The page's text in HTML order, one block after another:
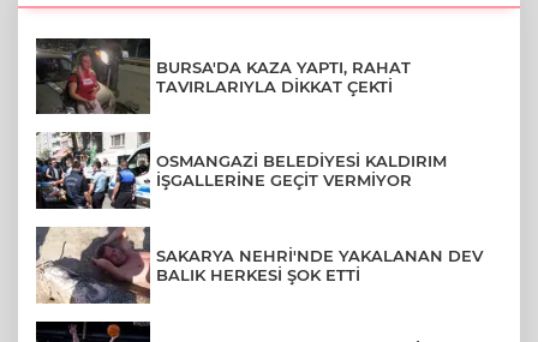
BURSA'DA KAZA YAPTI, RAHAT
TAVIRLARIYLA DİKKAT ÇEKTİ
OSMANGAZİ BELEDİYESİ KALDIRIM
İŞGALLERİNE GEÇİT VERMİYOR
SAKARYA NEHRİ'NDE YAKALANAN DEV
BALIK HERKESİ ŞOK ETTİ